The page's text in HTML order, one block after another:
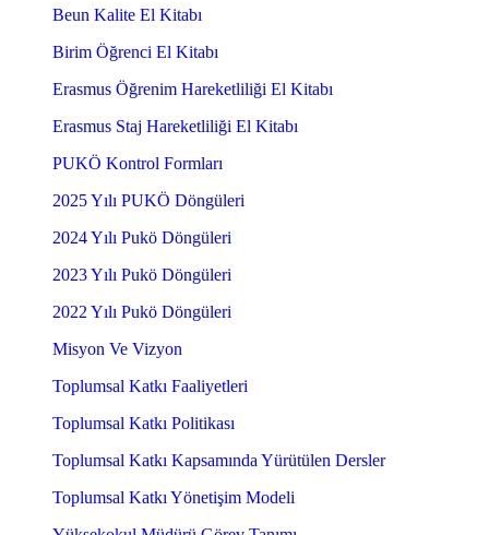
Beun Kalite El Kitabı
Birim Öğrenci El Kitabı
Erasmus Öğrenim Hareketliliği El Kitabı
Erasmus Staj Hareketliliği El Kitabı
PUKÖ Kontrol Formları
2025 Yılı PUKÖ Döngüleri
2024 Yılı Pukö Döngüleri
2023 Yılı Pukö Döngüleri
2022 Yılı Pukö Döngüleri
Misyon Ve Vizyon
Toplumsal Katkı Faaliyetleri
Toplumsal Katkı Politikası
Toplumsal Katkı Kapsamında Yürütülen Dersler
Toplumsal Katkı Yönetişim Modeli